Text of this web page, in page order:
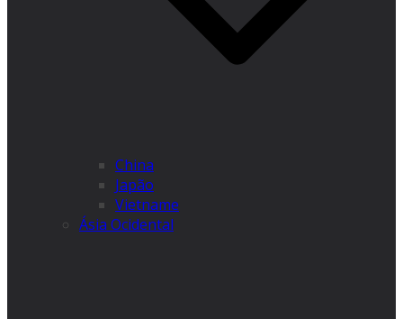
China
Japão
Vietname
Ásia Ocidental